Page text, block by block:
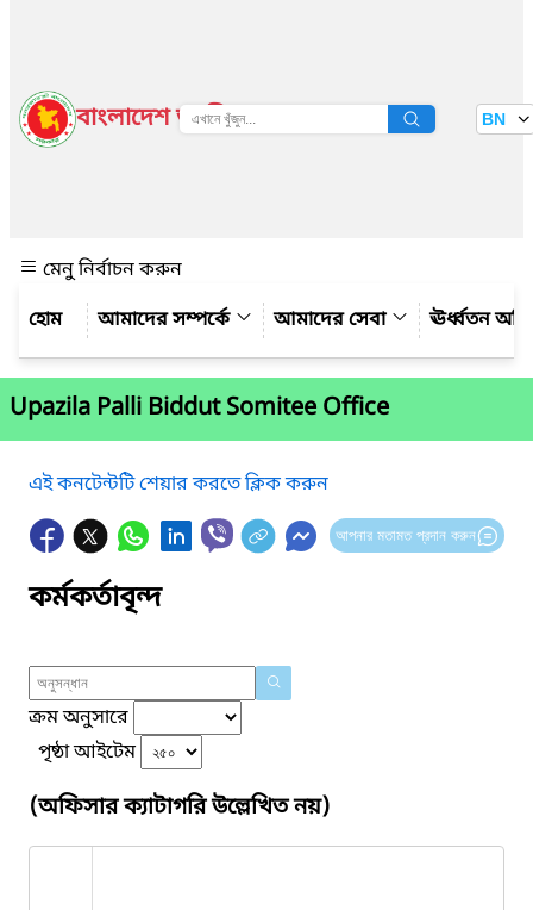
বাংলাদেশ জাতীয় তথ্য বাতায়ন BN
মেনু নির্বাচন করুন
আমাদের সম্পর্কে
আমাদের সেবা ঊর্ধ্বতন
Upazila Palli Biddut Somitee Office
এই কনটেন্টটি শেয়ার করতে ক্লিক করুন
আপনার মতামত প্রদান করুন
কর্মকর্তাবৃন্দ
ক্রম অনুসারে
পৃষ্ঠা আইটেম
(অফিসার ক্যাটাগরি উল্লেখিত নয়)